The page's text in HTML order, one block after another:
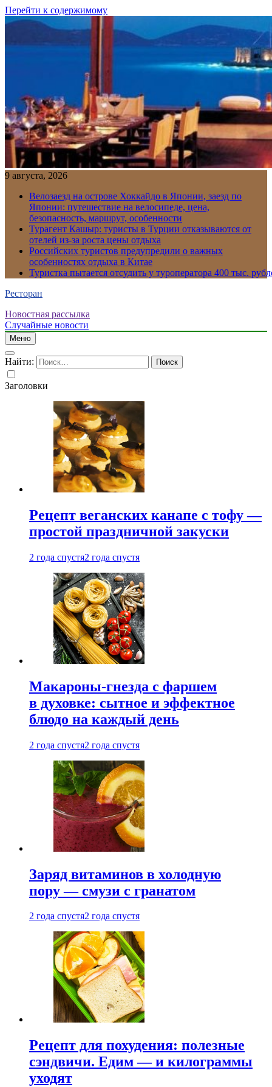
Перейти к содержимому
9 августа, 2026
Велозаезд на острове Хоккайдо в Японии, заезд по
Японии: путешествие на велосипеде, цена,
безопасность, маршрут, особенности
Турагент Кашыр: туристы в Турции отказываются от
отелей из-за роста цены отдыха
Российских туристов предупредили о важных
особенностях отдыха в Китае
Туристка пытается отсудить у туроператора 400 тыс.
Ресторан
Новостная рассылка
Случайные новости
Меню
Найти:
Заголовки
Рецепт веганских канапе с тофу —
простой праздничной закуски
2 года спустя2 года спустя
Макароны-гнезда с фаршем
в духовке: сытное и эффектное
блюдо на каждый день
2 года спустя2 года спустя
Заряд витаминов в холодную
пору — смузи с гранатом
2 года спустя2 года спустя
Рецепт для похудения: полезные
сэндвичи. Едим — и килограммы
уходят